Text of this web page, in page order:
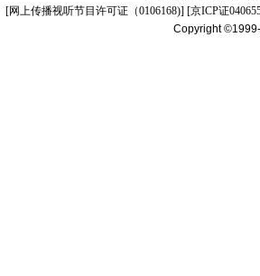
[网上传播视听节目许可证（0106168)] [京ICP证
Copyright